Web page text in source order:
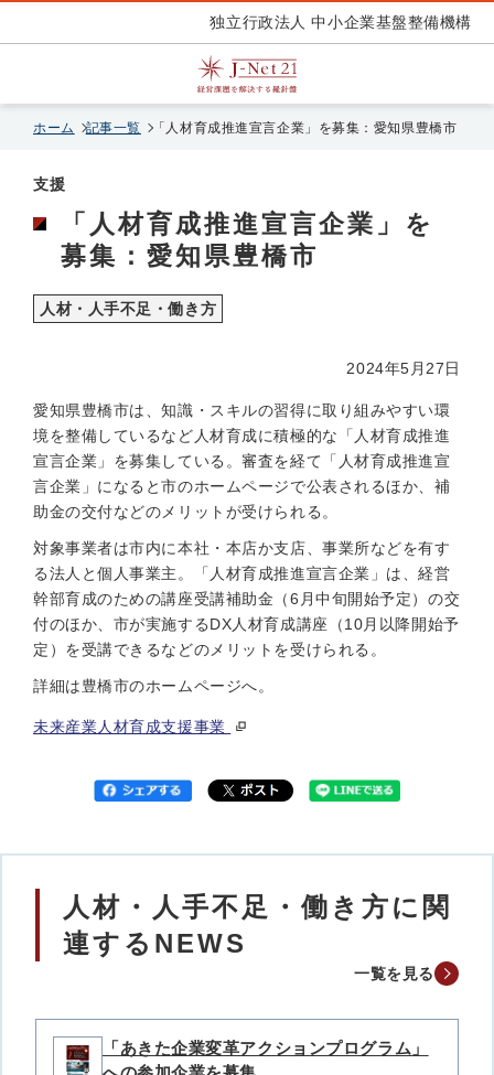
独立行政法人 中小企業基盤整備機構
ホーム 記事一覧 「人材育成推進宣言企業」を募集：愛知県豊橋市
支援
「人材育成推進宣言企業」を
募集：愛知県豊橋市
人材・人手不足・働き方
2024年5月27日
愛知県豊橋市は、知識・スキルの習得に取り組みやすい環
境を整備しているなど人材育成に積極的な「人材育成推進
宣言企業」を募集している。審査を経て「人材育成推進宣
言企業」になると市のホームページで公表されるほか、補
助金の交付などのメリットが受けられる。
対象事業者は市内に本社・本店か支店、事業所などを有す
る法人と個人事業主。「人材育成推進宣言企業」は、経営
幹部育成のための講座受講補助金（6月中旬開始予定）の交
付のほか、市が実施するDX人材育成講座（10月以降開始予
定）を受講できるなどのメリットを受けられる。
詳細は豊橋市のホームページへ。
未来産業人材育成支援事業
人材・人手不足・働き方に関
連するNEWS
一覧を見る
「あきた企業変革アクションプログラム」